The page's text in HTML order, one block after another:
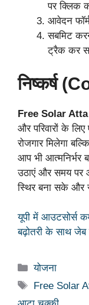
पर क्लिक
आवेदन
सबमिट
ट्रैक कर
निष्कर्ष
Free Solar
और परिवारों के
रोजगार मिलेगा
आप भी आत्मनिर्भर
उठाएं और समय
स्थिर बना सके
यूपी में आउटसोर्स
बढ़ोतरी के साथ जेब
Categories
योजना
Tags
Free Solar